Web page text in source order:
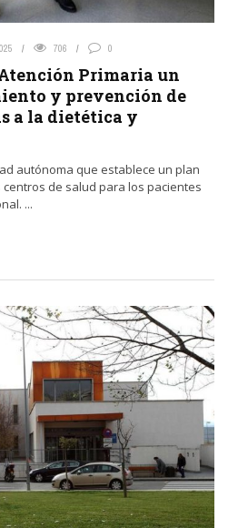
706 0
Primaria un
y prevención de
a la dietética y
autónoma que establece un plan
de salud para los pacientes
...